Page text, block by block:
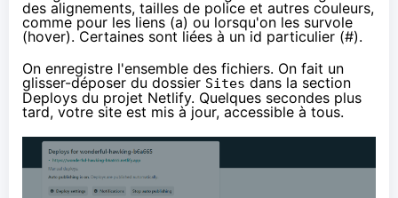
des alignements, tailles de police et autres couleurs,
comme pour les liens (a) ou lorsqu'on les survole
(hover). Certaines sont liées à un id particulier (#).
On enregistre l'ensemble des fichiers. On fait un
glisser-déposer du dossier Sites dans la section
Deploys du projet Netlify. Quelques secondes plus
tard, votre site est mis à jour, accessible à tous.